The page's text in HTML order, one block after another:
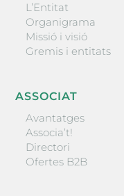
L’Entitat
Organigrama
Missió i visió
Gremis i entitats
ASSOCIAT
Avantatges
Associa’t!
Directori
Ofertes B2B